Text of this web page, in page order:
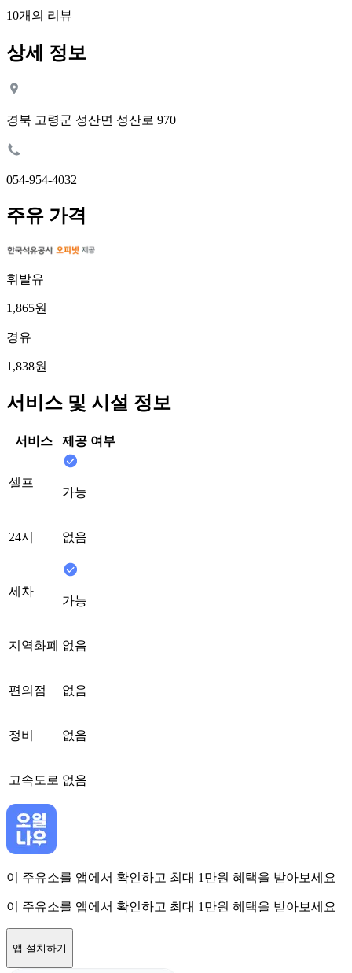
10개의 리뷰
상세 정보
경북 고령군 성산면 성산로 970
054-954-4032
주유 가격
휘발유
1,865원
경유
1,838원
서비스 및 시설 정보
서비스 제공 여부
셀프
가능
24시 없음
세차
가능
지역화폐 없음
편의점 없음
정비 없음
고속도로 없음
이 주유소를 앱에서 확인하고 최대 1만원 혜택을 받아보세요
이 주유소를 앱에서 확인하고 최대 1만원 혜택을 받아보세요
앱 설치하기